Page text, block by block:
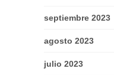
septiembre 2023
agosto 2023
julio 2023